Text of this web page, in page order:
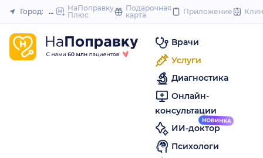
to
Закрыть
Город: МоскваНаПоправку
Плюс
Подарочная
карта
Приложение
Врачи
Услуги
Диагностика
Онлайн-
консультации
ИИ-доктор
Психологи